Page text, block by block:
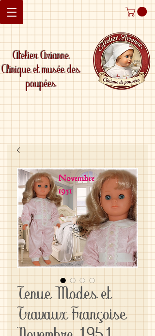
Atelier Arianne
Clinique et musée des
poupées
Tenue Modes et
Travaux Françoise